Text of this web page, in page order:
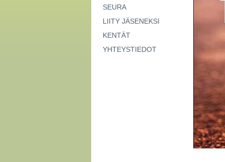
SEURA
LIITY JÄSENEKSI
KENTÄT
YHTEYSTIEDOT